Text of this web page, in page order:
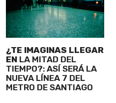
¿TE IMAGINAS LLEGAR
EN LA MITAD DEL
TIEMPO?: ASÍ SERÁ LA
NUEVA LÍNEA 7 DEL
METRO DE SANTIAGO